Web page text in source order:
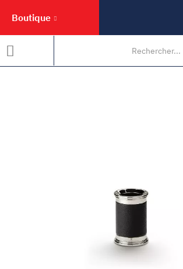
Boutique